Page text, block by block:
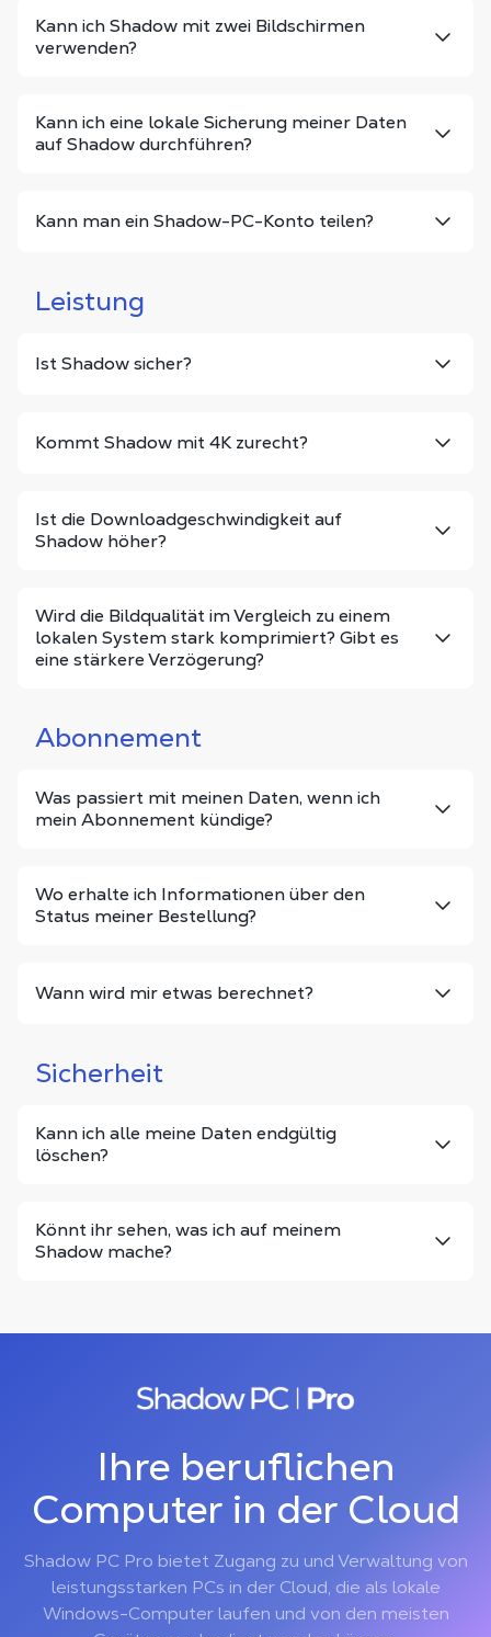
Kann ich Shadow mit zwei Bildschirmen
verwenden?
Kann ich eine lokale Sicherung meiner Daten
auf Shadow durchführen?
Kann man ein Shadow-PC-Konto teilen?
Leistung
Ist Shadow sicher?
Kommt Shadow mit 4K zurecht?
Ist die Downloadgeschwindigkeit auf
Shadow höher?
Wird die Bildqualität im Vergleich zu einem
lokalen System stark komprimiert? Gibt es
eine stärkere Verzögerung?
Abonnement
Was passiert mit meinen Daten, wenn ich
mein Abonnement kündige?
Wo erhalte ich Informationen über den
Status meiner Bestellung?
Wann wird mir etwas berechnet?
Sicherheit
Kann ich alle meine Daten endgültig
löschen?
Könnt ihr sehen, was ich auf meinem
Shadow mache?
Ihre beruflichen
Computer in der Cloud
Shadow PC Pro bietet Zugang zu und Verwaltung von
leistungsstarken PCs in der Cloud, die als lokale
Windows-Computer laufen und von den meisten